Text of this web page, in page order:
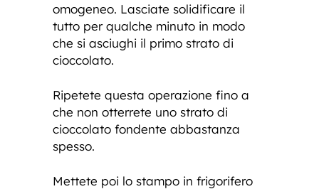
omogeneo. Lasciate solidificare il
tutto per qualche minuto in modo
che si asciughi il primo strato di
cioccolato.
Ripetete questa operazione fino a
che non otterrete uno strato di
cioccolato fondente abbastanza
spesso.
Mettete poi lo stampo in frigorifero